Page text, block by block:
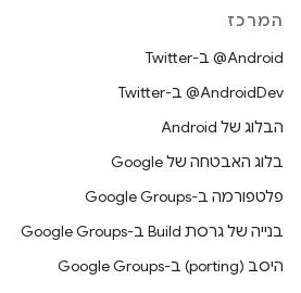
המרכז
‎@Android ב-Twitter
‎@AndroidDev ב-Twitter
הבלוג של Android
בלוג האבטחה של Google
פלטפורמה ב-Google Groups
בנייה של גרסת Build ב-Google Groups
היסב (porting) ב-Google Groups